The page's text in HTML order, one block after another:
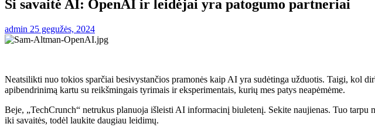
Ši savaitė AI: OpenAI ir leidėjai yra patogumo partneriai
admin 25 gegužės, 2024
Neatsilikti nuo tokios sparčiai besivystančios pramonės kaip AI yra sudėtinga užduotis. Taigi, kol
apibendrinimą kartu su reikšmingais tyrimais ir eksperimentais, kurių mes patys neapėmėme.
Beje, „TechCrunch“ netrukus planuoja išleisti AI informacinį biuletenį. Sekite naujienas. Tuo
iki savaitės, todėl laukite daugiau leidimų.